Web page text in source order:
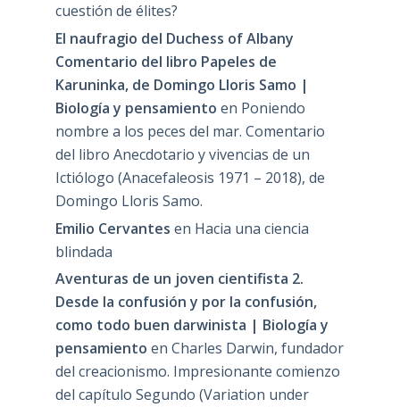
cuestión de élites?
El naufragio del Duchess of Albany
Comentario del libro Papeles de
Karuninka, de Domingo Lloris Samo |
Biología y pensamiento en Poniendo
nombre a los peces del mar. Comentario
del libro Anecdotario y vivencias de un
Ictiólogo (Anacefaleosis 1971 – 2018), de
Domingo Lloris Samo.
Emilio Cervantes en Hacia una ciencia
blindada
Aventuras de un joven cientifista 2.
Desde la confusión y por la confusión,
como todo buen darwinista | Biología y
pensamiento en Charles Darwin, fundador
del creacionismo. Impresionante comienzo
del capítulo Segundo (Variation under